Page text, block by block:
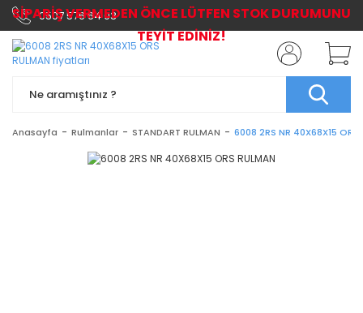
0507 576 64 03
Anasayfa Rulmanlar STANDART RULMAN 6008 2RS NR 40X68X15 ORS
SİPARİŞ VERMEDEN ÖNCE LÜTFEN STOK DURUMUNU
TEYİT EDİNİZ!